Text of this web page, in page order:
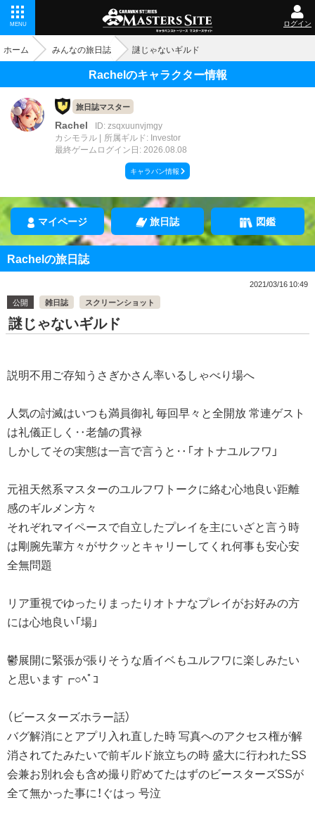
MENU ログイン
ホーム みんなの旅日誌 謎じゃないギルド
Rachelのキャラクター情報
旅日誌マスター
Rachel
ID: zsqxuunvjmgy
カシモラル
所属ギルド: Investor
最終ゲームログイン日: 2026.08.08
キャラバン情報
マイページ 旅日誌 図鑑
Rachelの旅日誌
2021/03/16 10:49
公開
雑日誌 スクリーンショット
謎じゃないギルド
説明不用ご存知うさぎかさん率いるしゃべり場へ
人気の討滅はいつも満員御礼 毎回早々と全開放 常連ゲスト
は礼儀正しく‥老舗の貫禄
しかしてその実態は一言で言うと‥「オトナユルフワ」
元祖天然系マスターのユルフワトークに絡む心地良い距離
感のギルメン方々
それぞれマイペースで自立したプレイを主にいざと言う時
は剛腕先輩方々がサクッとキャリーしてくれ何事も安心安
全無問題
リア重視でゆったりまったりオトナなプレイがお好みの方
には心地良い「場」
鬱展開に緊張が張りそうな盾イベもユルフワに楽しみたい
と思います┏○ﾍﾟｺ
（ビースターズホラー話）
バグ解消にとアプリ入れ直した時 写真へのアクセス権が解
消されてたみたいで前ギルド旅立ちの時 盛大に行われたSS
会兼お別れ会も含め撮り貯めてたはずのビースターズSSが
全て無かった事に！ぐはっ 号泣